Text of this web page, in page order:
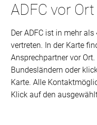
ADFC vor Ort
Der ADFC ist in mehr
vertreten. In der Karte
Ansprechpartner vor
Bundesländern oder
Karte. Alle
Klick auf den